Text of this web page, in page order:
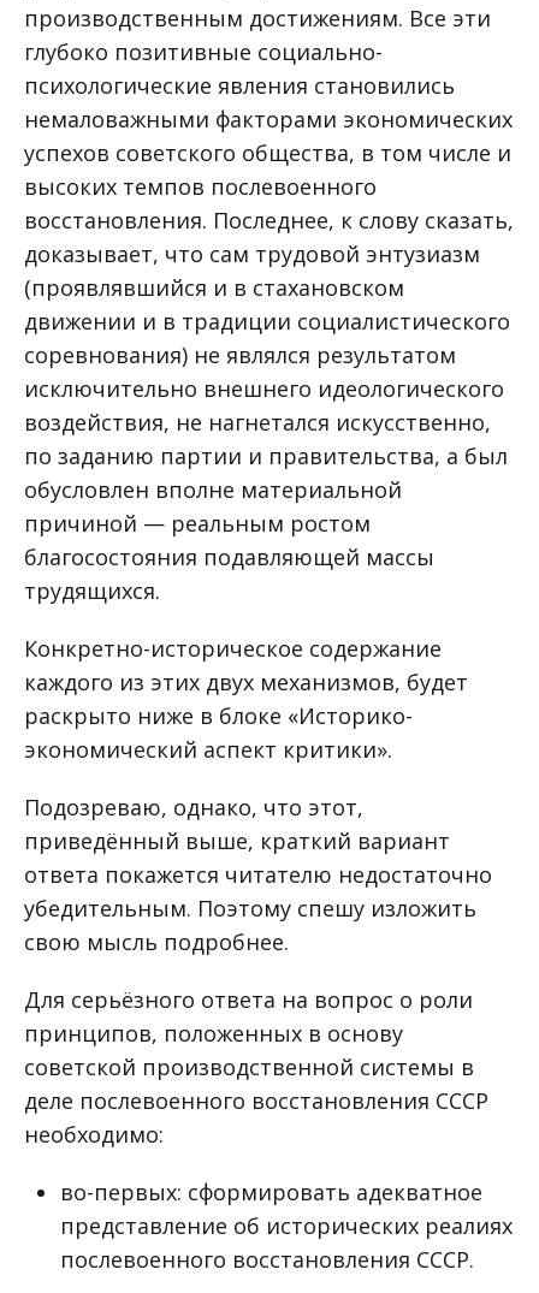
производственным достижениям. Все эти
глубоко позитивные социально-
психологические явления становились
немаловажными факторами экономических
успехов советского общества, в том числе и
высоких темпов послевоенного
восстановления. Последнее, к слову сказать,
доказывает, что сам трудовой энтузиазм
(проявлявшийся и в стахановском
движении и в традиции социалистического
соревнования) не являлся результатом
исключительно внешнего идеологического
воздействия, не нагнетался искусственно,
по заданию партии и правительства, а был
обусловлен вполне материальной
причиной — реальным ростом
благосостояния подавляющей массы
трудящихся.
Конкретно-историческое содержание
каждого из этих двух механизмов, будет
раскрыто ниже в блоке «Историко-
экономический аспект критики».
Подозреваю, однако, что этот,
приведённый выше, краткий вариант
ответа покажется читателю недостаточно
убедительным. Поэтому спешу изложить
свою мысль подробнее.
Для серьёзного ответа на вопрос о роли
принципов, положенных в основу
советской производственной системы в
деле послевоенного восстановления СССР
необходимо:
во-первых: сформировать адекватное
представление об исторических реалиях
послевоенного восстановления СССР.